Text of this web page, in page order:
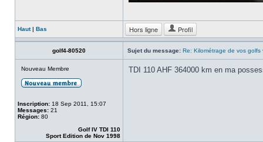
Haut| Bas Hors ligne Profil
golf4-80520 Sujet du message: Re: Kilométrage de vos golfs
Nouveau Membre
Inscription: 18 Sep 2011, 15:07
Messages: 21
Région: 80
Golf IV TDI 110
Sport Edition de Nov 1998
TDI 110 AHF 364000 km en ma